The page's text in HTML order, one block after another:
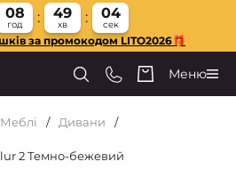
08
год
49
хв
03
сек
за промокодом LITO2026🎁
Меню
Меблі
Дивани
2 Темно-бежевий